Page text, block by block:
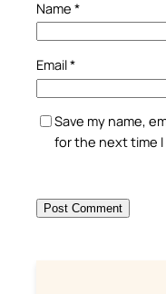
Name *
Email*
Save my name,
for the next time